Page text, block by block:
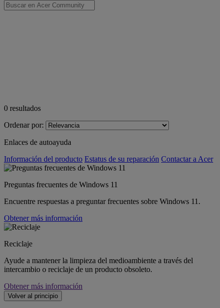
0 resultados
Ordenar por:
Enlaces de autoayuda
Información del producto Estatus de su reparación Contactar a Acer
Preguntas frecuentes de Windows 11
Encuentre respuestas a preguntar frecuentes sobre Windows 11.
Obtener más información
Reciclaje
Ayude a mantener la limpieza del medioambiente a través del
intercambio o reciclaje de un producto obsoleto.
Obtener más información
Volver al principio